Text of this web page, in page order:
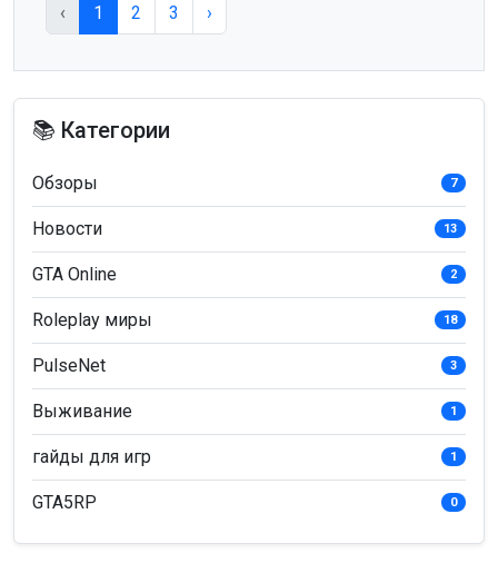
‹ 1 2 3 ›
📚 Категории
Обзоры 7
Новости 13
GTA Online 2
Roleplay миры 18
PulseNet 3
Выживание 1
гайды для игр 1
GTA5RP 0